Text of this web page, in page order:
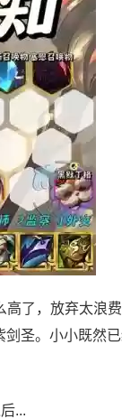
了，放弃太浪
圣。小小既然
...